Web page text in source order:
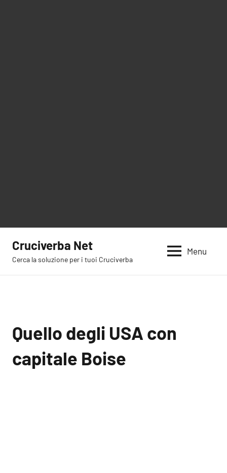
contenuto
Cruciverba Net
Cerca la soluzione per i tuoi Cruciverba
Menu
Quello degli USA con
capitale Boise